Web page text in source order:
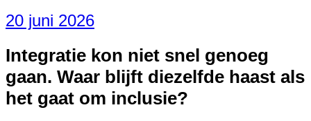
20 juni 2026
Integratie kon niet snel genoeg
gaan. Waar blijft diezelfde haast als
het gaat om inclusie?